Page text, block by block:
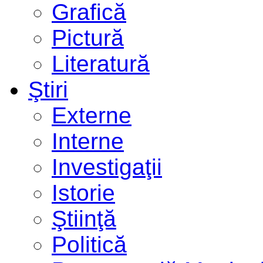
Grafică
Pictură
Literatură
Ştiri
Externe
Interne
Investigaţii
Istorie
Ştiinţă
Politică